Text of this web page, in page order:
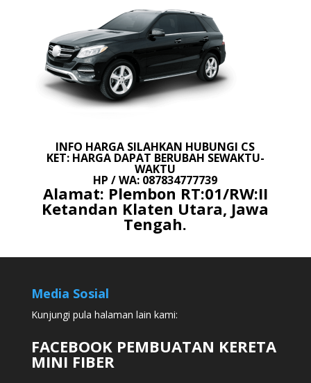
INFO HARGA SILAHKAN HUBUNGI CS
KET: HARGA DAPAT BERUBAH SEWAKTU-
WAKTU
HP / WA: 087834777739
Alamat: Plembon RT:01/RW:II
Ketandan Klaten Utara, Jawa
Tengah.
Media Sosial
Kunjungi pula halaman lain kami:
FACEBOOK PEMBUATAN KERETA
MINI FIBER